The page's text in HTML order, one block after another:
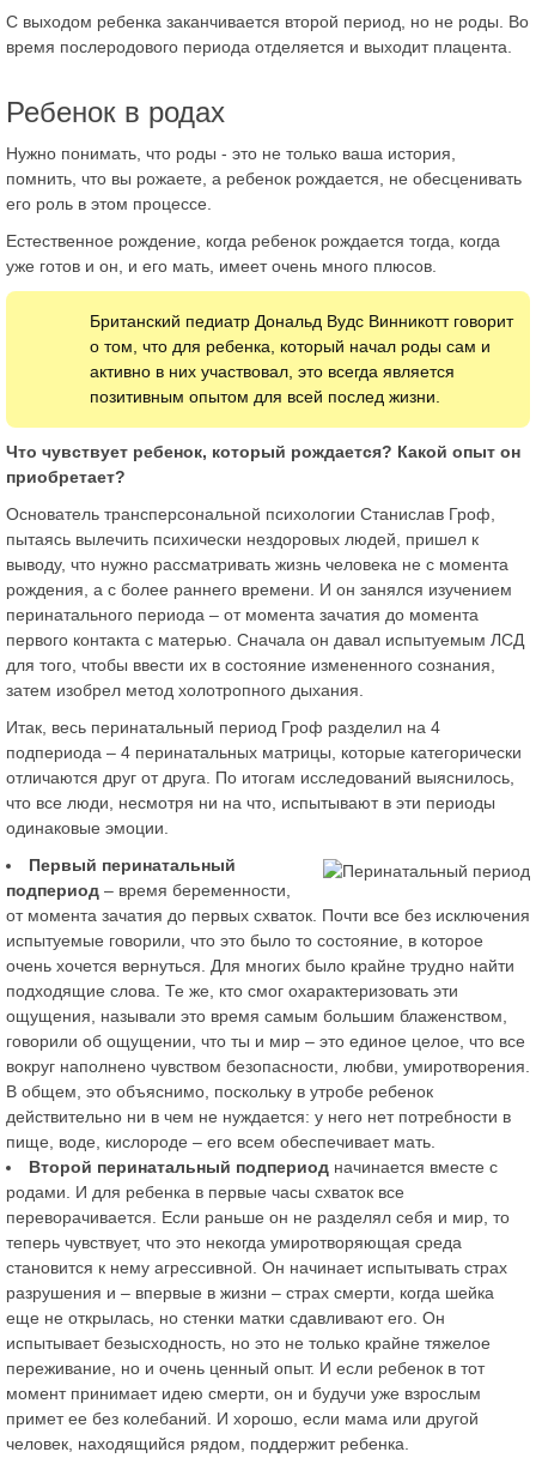
С выходом ребенка заканчивается второй период, но не роды. Во
время послеродового периода отделяется и выходит плацента.
Ребенок в родах
Нужно понимать, что роды - это не только ваша история,
помнить, что вы рожаете, а ребенок рождается, не обесценивать
его роль в этом процессе.
Естественное рождение, когда ребенок рождается тогда, когда
уже готов и он, и его мать, имеет очень много плюсов.
Британский педиатр Дональд Вудс Винникотт говорит
о том, что для ребенка, который начал роды сам и
активно в них участвовал, это всегда является
позитивным опытом для всей послед жизни.
Что чувствует ребенок, который рождается? Какой опыт он
приобретает?
Основатель трансперсональной психологии Станислав Гроф,
пытаясь вылечить психически нездоровых людей, пришел к
выводу, что нужно рассматривать жизнь человека не с момента
рождения, а с более раннего времени. И он занялся изучением
перинатального периода – от момента зачатия до момента
первого контакта с матерью. Сначала он давал испытуемым ЛСД
для того, чтобы ввести их в состояние измененного сознания,
затем изобрел метод холотропного дыхания.
Итак, весь перинатальный период Гроф разделил на 4
подпериода – 4 перинатальных матрицы, которые категорически
отличаются друг от друга. По итогам исследований выяснилось,
что все люди, несмотря ни на что, испытывают в эти периоды
одинаковые эмоции.
Первый перинатальный
подпериод – время беременности,
от момента зачатия до первых схваток. Почти все без исключения
испытуемые говорили, что это было то состояние, в которое
очень хочется вернуться. Для многих было крайне трудно найти
подходящие слова. Те же, кто смог охарактеризовать эти
ощущения, называли это время самым большим блаженством,
говорили об ощущении, что ты и мир – это единое целое, что все
вокруг наполнено чувством безопасности, любви, умиротворения.
В общем, это объяснимо, поскольку в утробе ребенок
действительно ни в чем не нуждается: у него нет потребности в
пище, воде, кислороде – его всем обеспечивает мать.
Второй перинатальный подпериод начинается вместе с
родами. И для ребенка в первые часы схваток все
переворачивается. Если раньше он не разделял себя и мир, то
теперь чувствует, что это некогда умиротворяющая среда
становится к нему агрессивной. Он начинает испытывать страх
разрушения и – впервые в жизни – страх смерти, когда шейка
еще не открылась, но стенки матки сдавливают его. Он
испытывает безысходность, но это не только крайне тяжелое
переживание, но и очень ценный опыт. И если ребенок в тот
момент принимает идею смерти, он и будучи уже взрослым
примет ее без колебаний. И хорошо, если мама или другой
человек, находящийся рядом, поддержит ребенка.